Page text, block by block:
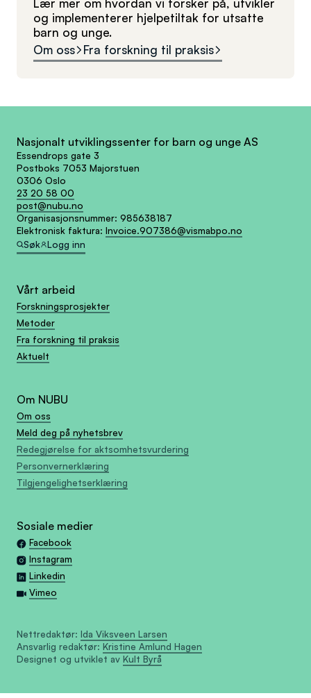
Lær mer om hvordan vi forsker på, utvikler
og implementerer hjelpetiltak for utsatte
barn og unge.
Om oss
Fra forskning til praksis
Nasjonalt utviklingssenter for barn og unge AS
Essendrops gate 3
Postboks 7053 Majorstuen
0306 Oslo
23 20 58 00
post@nubu.no
Organisasjonsnummer: 985638187
Elektronisk faktura: Invoice.907386@vismabpo.no
Søk
Logg inn
Vårt arbeid
Forskningsprosjekter
Metoder
Fra forskning til praksis
Aktuelt
Om NUBU
Om oss
Meld deg på nyhetsbrev
Redegjørelse for aktsomhetsvurdering
Personvernerklæring
Tilgjengelighetserklæring
Sosiale medier
Facebook
Instagram
Linkedin
Vimeo
Nettredaktør: Ida Viksveen Larsen
Ansvarlig redaktør: Kristine Amlund Hagen
Designet og utviklet av Kult Byrå